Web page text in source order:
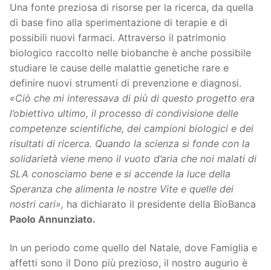
Una fonte preziosa di risorse per la ricerca, da quella
di base fino alla sperimentazione di terapie e di
possibili nuovi farmaci. Attraverso il patrimonio
biologico raccolto nelle biobanche è anche possibile
studiare le cause delle malattie genetiche rare e
definire nuovi strumenti di prevenzione e diagnosi.
«Ciò che mi interessava di più di questo progetto era
l’obiettivo ultimo, il processo di condivisione delle
competenze scientifiche, dei campioni biologici e dei
risultati di ricerca. Quando la scienza si fonde con la
solidarietà viene meno il vuoto d’aria che noi malati di
SLA conosciamo bene e si accende la luce della
Speranza che alimenta le nostre Vite e quelle dei
nostri cari», ha dichiarato il presidente della BioBanca
Paolo Annunziato.
In un periodo come quello del Natale, dove Famiglia e
affetti sono il Dono più prezioso, il nostro augurio è